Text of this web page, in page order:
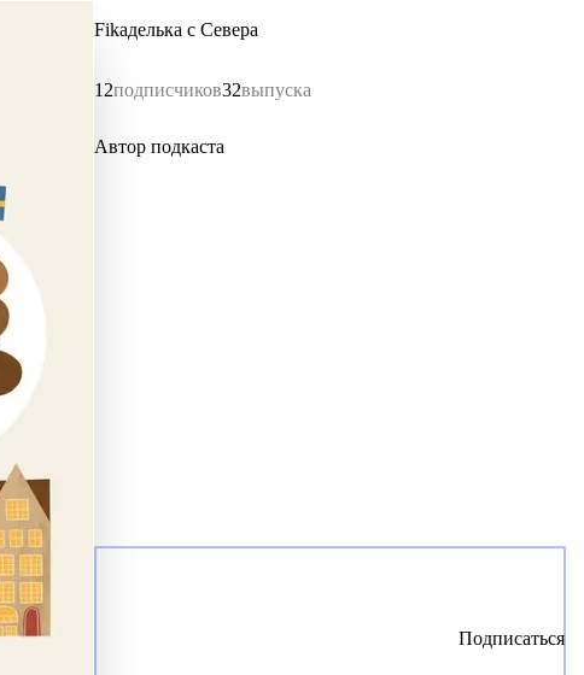
Fikaделька с Севера
12подписчиков32выпуска
Автор подкаста
Подписаться